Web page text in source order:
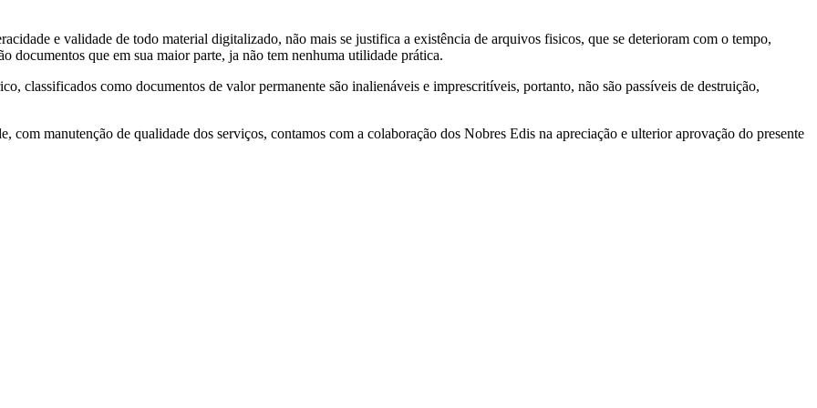
e validade de todo material digitalizado, não mais se justifica a existência de arquivos fisicos, que se deterioram com o tempo,
documentos que em sua maior parte, ja não tem nenhuma utilidade prática.
classificados como documentos de valor permanente são inalienáveis e imprescritíveis, portanto, não são passíveis de destruição,
manutenção de qualidade dos serviços, contamos com a colaboração dos Nobres Edis na apreciação e ulterior aprovação do presente